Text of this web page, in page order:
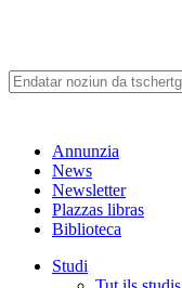
Annunzia
News
Newsletter
Plazzas libras
Biblioteca
Studi